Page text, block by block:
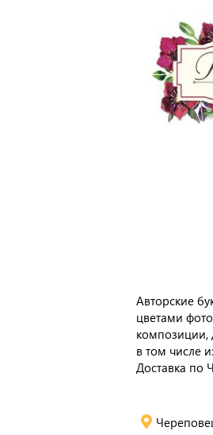
Авторские
цветами
композиции,
в том числе
Доставка по